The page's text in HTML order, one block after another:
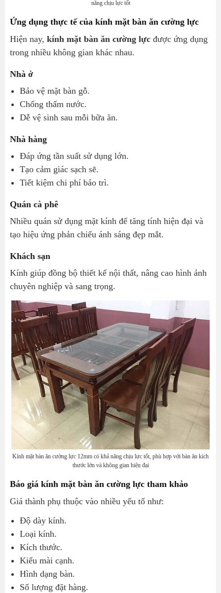
năng chịu lực tốt
Ứng dụng thực tế của kính mặt bàn ăn cường lực
Hiện nay, kính mặt bàn ăn cường lực được ứng dụng
trong nhiều không gian khác nhau.
Nhà ở
Bảo vệ mặt bàn gỗ.
Chống thấm nước.
Dễ vệ sinh sau mỗi bữa ăn.
Nhà hàng
Đáp ứng tần suất sử dụng lớn.
Tạo cảm giác sạch sẽ.
Tiết kiệm chi phí bảo trì.
Quán cà phê
Nhiều quán sử dụng mặt kính để tăng tính hiện đại và
tạo hiệu ứng phản chiếu ánh sáng đẹp mắt.
Khách sạn
Kính giúp đồng bộ thiết kế nội thất, nâng cao hình ảnh
chuyên nghiệp và sang trọng.
Kính mặt bàn ăn cường lực 12mm có khả năng chịu lực tốt, phù hợp với bàn ăn kích
thước lớn và không gian hiện đại
Báo giá kính mặt bàn ăn cường lực tham khảo
Giá thành phụ thuộc vào nhiều yếu tố như:
Độ dày kính.
Loại kính.
Kích thước.
Kiểu mài cạnh.
Hình dạng bàn.
Số lượng đặt hàng.